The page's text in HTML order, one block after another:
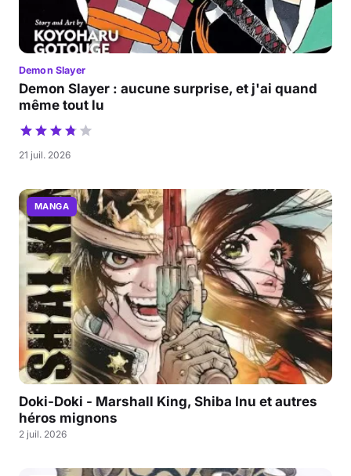
Demon Slayer
Demon Slayer : aucune surprise, et j'ai quand
même tout lu
21 juil. 2026
MANGA
Doki-Doki - Marshall King, Shiba Inu et autres
héros mignons
2 juil. 2026